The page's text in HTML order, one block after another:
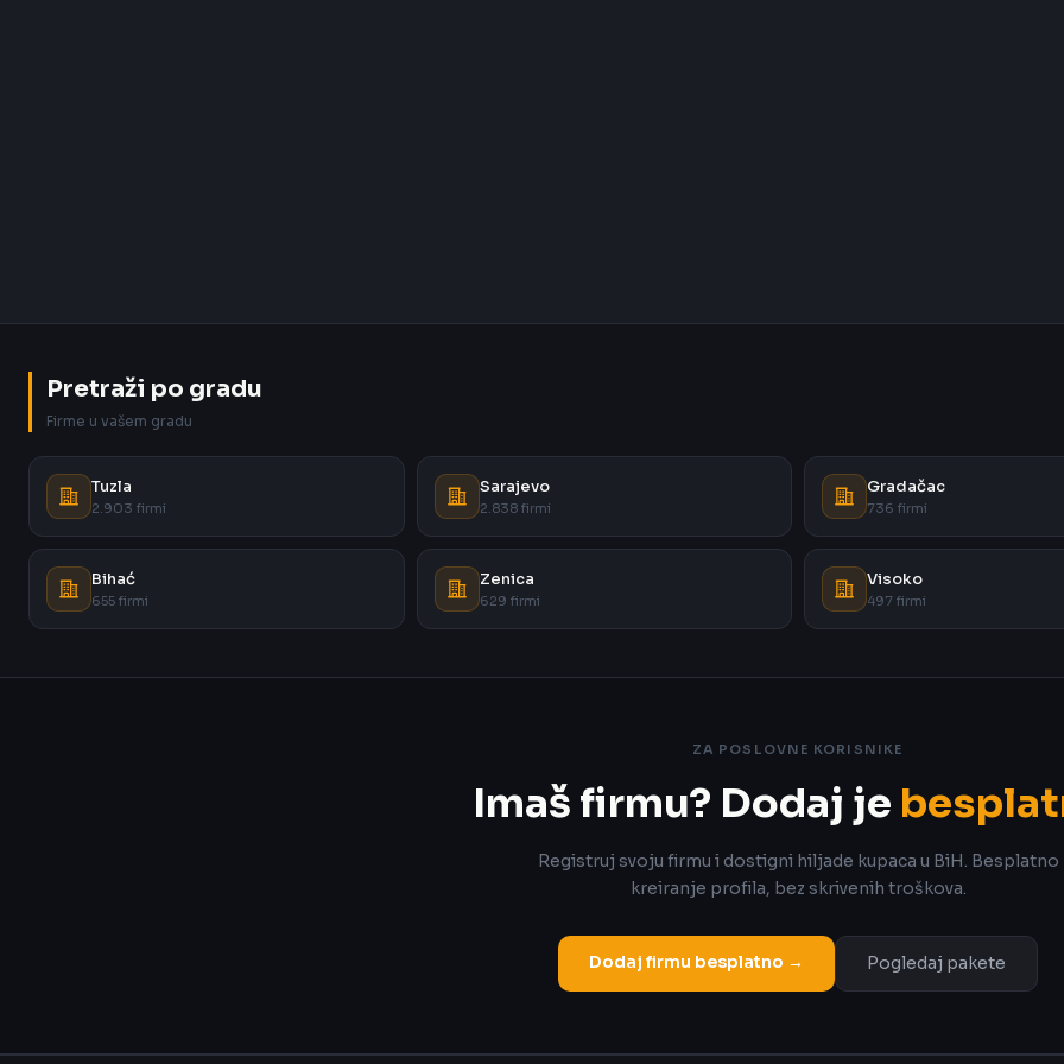
Pretraži po gradu
Firme u vašem gradu
Tuzla
2.903 firmi
Sarajevo
2.838 firmi
Gradačac
736 firmi
Bihać
655 firmi
Zenica
629 firmi
Visoko
497 firmi
ZA POSLOVNE KORISNIKE
Imaš firmu? Dodaj je
Registruj svoju firmu i dostigni hiljade kupaca u BiH. Besplatno
kreiranje profila, bez skrivenih troškova.
Dodaj firmu besplatno → Pogledaj pakete